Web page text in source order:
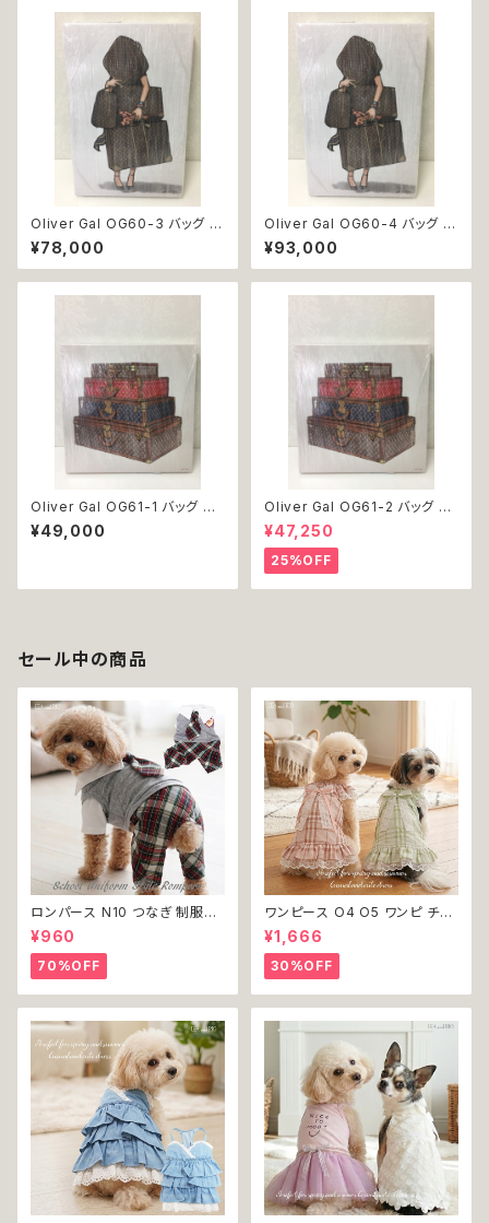
Oliver Gal OG60-3 バッグ 絵
アート インテリア お祝い 贈り物
プレゼント 結婚 新築 開店 周年
バースデイ 誕生日 ご褒美
¥78,000
Oliver Gal OG60-4 バッグ 絵
アート インテリア お祝い 贈り物
プレゼント 結婚 新築 開店 周年
バースデイ 誕生日 ご褒美
¥93,000
Oliver Gal OG61-1 バッグ ト
ランク 絵 アート インテリア お
祝い 贈り物 プレゼント 結婚 新
¥49,000
Oliver Gal OG61-2 バッグ ト
ランク 絵 アート インテリア お
祝い 贈り物 プレゼント 結婚 新
築 開店 周年 バースデイ 誕生日
ご褒美
¥47,250
25%OFF
セール中の商品
ロンパース N10 つなぎ 制服風
チェック柄 グレー 灰色 コスチュ
ーム コスプレ ドッグウェア dog
犬 猫 ペット 服 犬服 洋服 オシ
ャレ かわいい 小型犬 返品交換
不可
¥960
70%OFF
ワンピース O4 O5 ワンピ チェ
ック プリーツ レース 女の子 犬
犬服 小型 猫 服 洋服 ペット do
g ドッグウェア おしゃれ かわい
い 返品交換不可
¥1,666
30%OFF